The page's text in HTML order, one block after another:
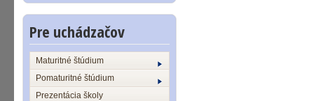
Pre uchádzačov
Maturitné štúdium
Pomaturitné štúdium
Prezentácia školy